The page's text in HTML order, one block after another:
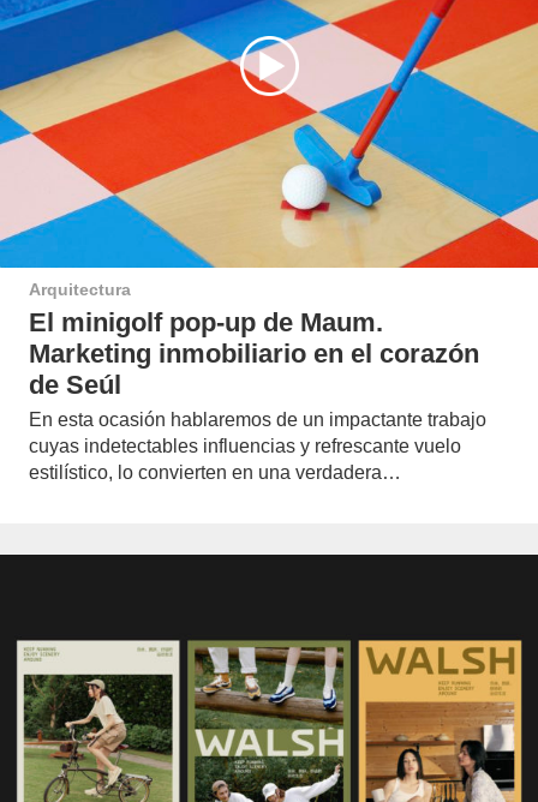
Arquitectura
El minigolf pop-up de Maum.
Marketing inmobiliario en el corazón
de Seúl
En esta ocasión hablaremos de un impactante trabajo
cuyas indetectables influencias y refrescante vuelo
estilístico, lo convierten en una verdadera…